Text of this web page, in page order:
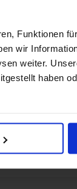
Funktionen
wir
weiter.
haben
Versicherung
Kreuzfahrten
Vorteile
bei
Reise!
Notruf-